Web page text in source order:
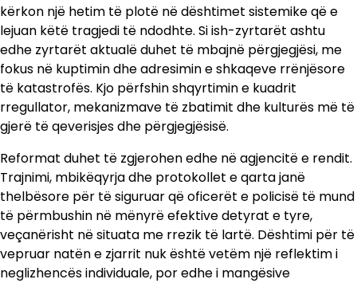
kërkon një hetim të plotë në dështimet sistemike që e
lejuan këtë tragjedi të ndodhte. Si ish-zyrtarët ashtu
edhe zyrtarët aktualë duhet të mbajnë përgjegjësi, me
fokus në kuptimin dhe adresimin e shkaqeve rrënjësore
të katastrofës. Kjo përfshin shqyrtimin e kuadrit
rregullator, mekanizmave të zbatimit dhe kulturës më të
gjerë të qeverisjes dhe përgjegjësisë.
Reformat duhet të zgjerohen edhe në agjencitë e rendit.
Trajnimi, mbikëqyrja dhe protokollet e qarta janë
thelbësore për të siguruar që oficerët e policisë të mund
të përmbushin në mënyrë efektive detyrat e tyre,
veçanërisht në situata me rrezik të lartë. Dështimi për të
vepruar natën e zjarrit nuk është vetëm një reflektim i
neglizhencës individuale, por edhe i mangësive